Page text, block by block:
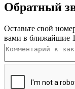
Обратный
Оставьте свой
вами в ближайшие